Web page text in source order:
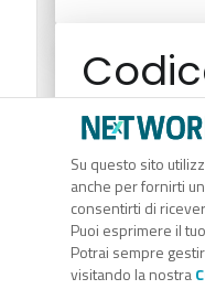
Su questo sito
anche per fornirti
consentirti di
Puoi esprimere il
Potrai sempre
visitando la nostra
Clicca sul
RSS link